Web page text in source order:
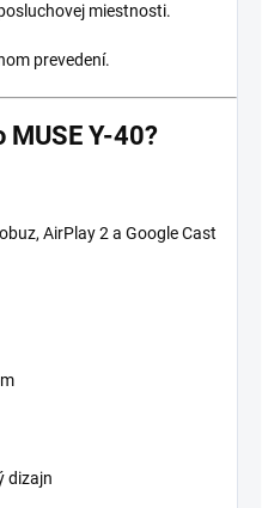
miestnosti.
prevedení.
MUSE Y-40?
AirPlay 2 a Google Cast
dizajn